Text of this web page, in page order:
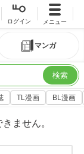
ログイン メニュー
マンガ
検索
TL漫画 BL漫画
ません。